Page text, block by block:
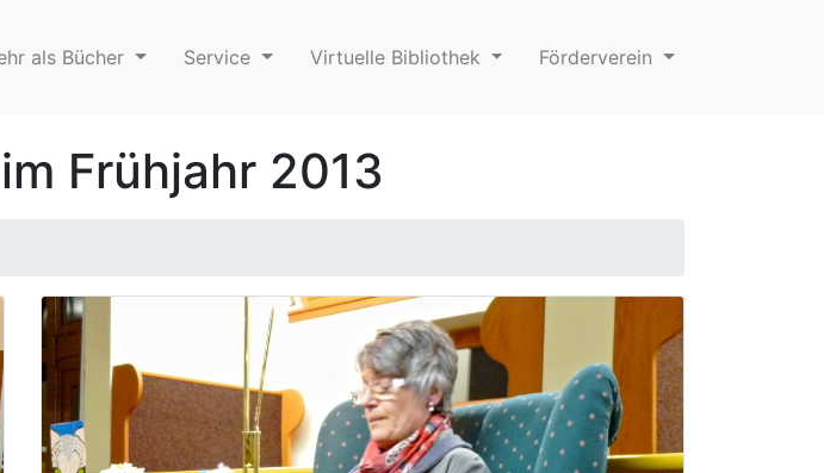
als Bücher Service Virtuelle Bibliothek Förderverein
Frühjahr 2013